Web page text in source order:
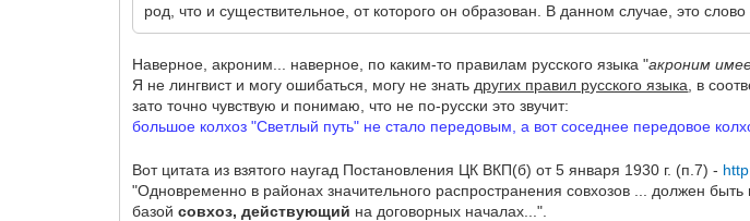
род, что и существительное, от которого он образован. В данном случае, это слово
Наверное, акроним... наверное, по каким-то правилам русского языка "акроним
Я не лингвист и могу ошибаться, могу не знать других правил русского языка , в
зато точно чувствую и понимаю, что не по-русски это звучит:
большое колхоз "Светлый путь" не стало передовым, а вот соседнее передовое
Вот цитата из взятого наугад Постановления ЦК ВКП(б) от 5 января 1930 г. (п.7) -
"Одновременно в районах значительного распространения совхозов ... должен
базойсовхоз, действующий на договорных началах...".